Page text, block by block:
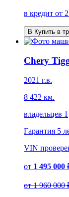
в кредит от
В Купить в
Chery
2021 г.в.
8 422 км.
владельцев 1
Гарантия 5
VIN
от 1 495 000
от1 960 000